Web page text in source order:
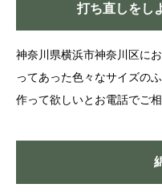
打ち直しをし
神奈川県横浜市神奈川区に
ってあった色々なサイズの
作って欲しいとお電話でご